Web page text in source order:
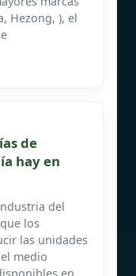
Hezong, ), el
de
hay en
del
los
las unidades
medio